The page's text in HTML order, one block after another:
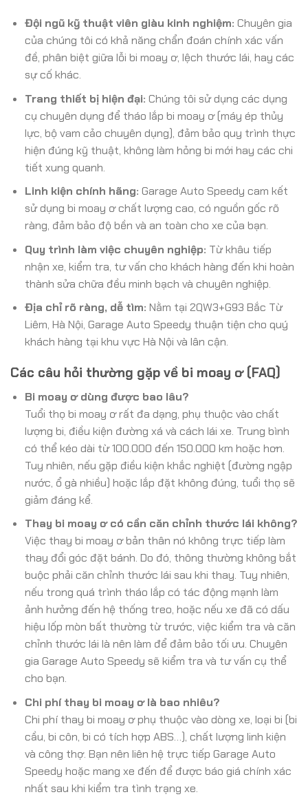
Đội ngũ kỹ thuật viên giàu kinh nghiệm: Chuyên gia
của chúng tôi có khả năng chẩn đoán chính xác vấn
đề, phân biệt giữa lỗi bi moay ơ, lệch thước lái, hay các
sự cố khác.
Trang thiết bị hiện đại: Chúng tôi sử dụng các dụng
cụ chuyên dụng để tháo lắp bi moay ơ (máy ép thủy
lực, bộ vam cảo chuyên dụng), đảm bảo quy trình thực
hiện đúng kỹ thuật, không làm hỏng bi mới hay các chi
tiết xung quanh.
Linh kiện chính hãng: Garage Auto Speedy cam kết
sử dụng bi moay ơ chất lượng cao, có nguồn gốc rõ
ràng, đảm bảo độ bền và an toàn cho xe của bạn.
Quy trình làm việc chuyên nghiệp: Từ khâu tiếp
nhận xe, kiểm tra, tư vấn cho khách hàng đến khi hoàn
thành sửa chữa đều minh bạch và chuyên nghiệp.
Địa chỉ rõ ràng, dễ tìm: Nằm tại 2QW3+G93 Bắc Từ
Liêm, Hà Nội, Garage Auto Speedy thuận tiện cho quý
khách hàng tại khu vực Hà Nội và lân cận.
Các câu hỏi thường gặp về bi moay ơ (FAQ)
Bi moay ơ dùng được bao lâu?
Tuổi thọ bi moay ơ rất đa dạng, phụ thuộc vào chất
lượng bi, điều kiện đường xá và cách lái xe. Trung bình
có thể kéo dài từ 100.000 đến 150.000 km hoặc hơn.
Tuy nhiên, nếu gặp điều kiện khắc nghiệt (đường ngập
nước, ổ gà nhiều) hoặc lắp đặt không đúng, tuổi thọ sẽ
giảm đáng kể.
Thay bi moay ơ có cần căn chỉnh thước lái không?
Việc thay bi moay ơ bản thân nó không trực tiếp làm
thay đổi góc đặt bánh. Do đó, thông thường không bắt
buộc phải căn chỉnh thước lái sau khi thay. Tuy nhiên,
nếu trong quá trình tháo lắp có tác động mạnh làm
ảnh hưởng đến hệ thống treo, hoặc nếu xe đã có dấu
hiệu lốp mòn bất thường từ trước, việc kiểm tra và căn
chỉnh thước lái là nên làm để đảm bảo tối ưu. Chuyên
gia Garage Auto Speedy sẽ kiểm tra và tư vấn cụ thể
cho bạn.
Chi phí thay bi moay ơ là bao nhiêu?
Chi phí thay bi moay ơ phụ thuộc vào dòng xe, loại bi (bi
cầu, bi côn, bi có tích hợp ABS…), chất lượng linh kiện
và công thợ. Bạn nên liên hệ trực tiếp Garage Auto
Speedy hoặc mang xe đến để được báo giá chính xác
nhất sau khi kiểm tra tình trạng xe.